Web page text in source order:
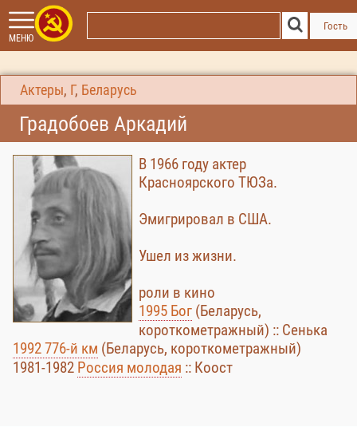
МЕНЮ
Гость
Актеры, Г, Беларусь
Градобоев Аркадий
В 1966 году актер
Красноярского ТЮЗа.
Эмигрировал в США.
Ушел из жизни.
роли в кино
1995 Бог (Беларусь,
короткометражный) :: Сенька
1992 776-й км (Беларусь, короткометражный)
1981-1982 Россия молодая :: Коост